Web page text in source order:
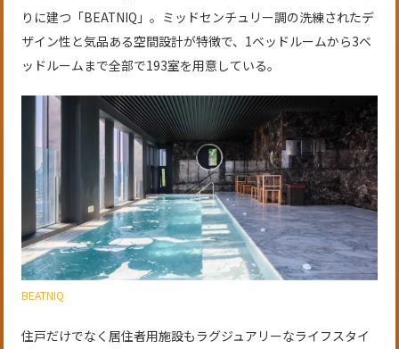
りに建つ「BEATNIQ」。ミッドセンチュリー調の洗練されたデ
ザイン性と気品ある空間設計が特徴で、1ベッドルームから3ベ
ッドルームまで全部で193室を用意している。
BEATNIQ
住戸だけでなく居住者用施設もラグジュアリーなライフスタイ